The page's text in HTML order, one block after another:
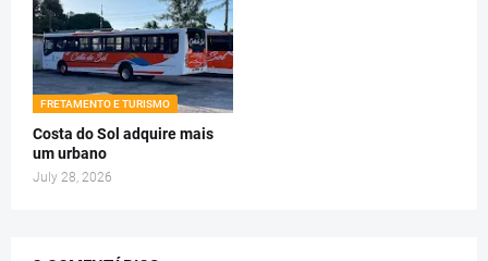
FRETAMENTO E TURISMO
Costa do Sol adquire mais
um urbano
July 28, 2026